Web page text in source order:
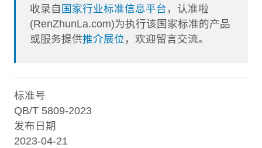
收录自 国家行业标准信息平台 ，认准啦
(RenZhunLa.com)为执行该国家标准的产品
或服务提供推介展位 ，欢迎留言交流。
标准号
QB/T 5809-2023
发布日期
2023-04-21